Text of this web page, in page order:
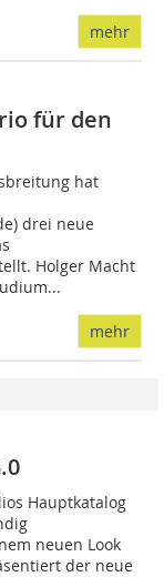
mehr
für den
hat
drei neue
Holger Macht
mehr
Hauptkatalog
neuen Look
der neue